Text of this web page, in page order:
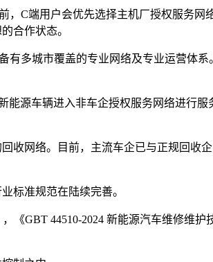
C端用户会优先选择主机厂授权服务网
合作状态。
多城市覆盖的专业网络及专业运营体
能源车辆进入非车企授权服务网络进行
收网络。目前，主流车企已与正规回收
标准规范在陆续完善。
GBT 44510-2024 新能源汽车维修维护